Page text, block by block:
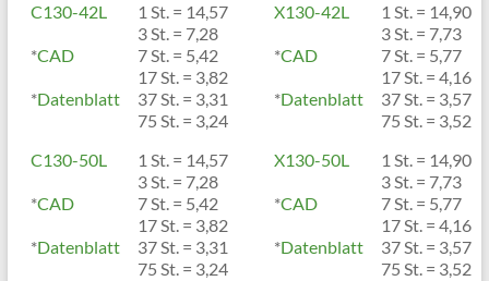
C130-42L
*CAD
*Datenblatt
1 St. = 14,57
3 St. = 7,28
7 St. = 5,42
17 St. = 3,82
37 St. = 3,31
75 St. = 3,24
X130-42L
*CAD
*Datenblatt
1 St. = 14,90
3 St. = 7,73
7 St. = 5,77
17 St. = 4,16
37 St. = 3,57
75 St. = 3,52
C130-50L
*CAD
*Datenblatt
1 St. = 14,57
3 St. = 7,28
7 St. = 5,42
17 St. = 3,82
37 St. = 3,31
75 St. = 3,24
X130-50L
*CAD
*Datenblatt
1 St. = 14,90
3 St. = 7,73
7 St. = 5,77
17 St. = 4,16
37 St. = 3,57
75 St. = 3,52